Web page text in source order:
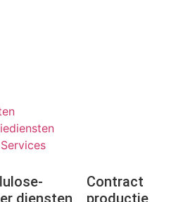
diensten
Contract
productie